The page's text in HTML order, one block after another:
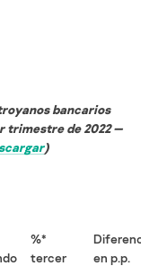
bancarios
trimestre de 2022 —
)
%*
tercer
en p.p.